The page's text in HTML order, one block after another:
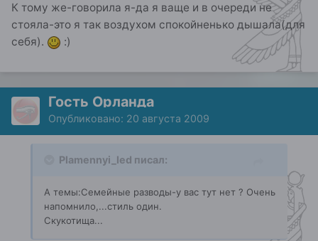
К тому же-говорила я-да я ваще и в очереди не
стояла-это я так воздухом спокойненько дышала(для
себя).
:)
Гость Орланда
Опубликовано: 20 августа 2009
Plamennyi_led писал:
А темы:Семейные разводы-у вас тут нет ? Очень
напомнило,...стиль один.
Скукотища...